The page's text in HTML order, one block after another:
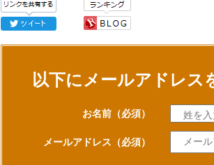
以下にメールアドレス
お名前（必須）
メールアドレス （必須）